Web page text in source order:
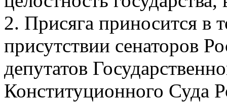
2. Присяга приносится в
присутствии сенаторов
депутатов
Конституционного Суда